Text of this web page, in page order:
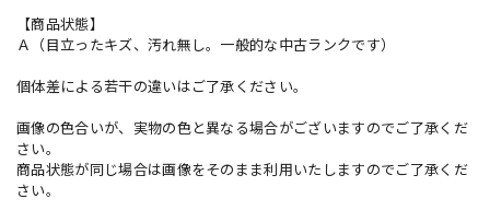
【商品状態】
Ａ（目立ったキズ、汚れ無し。一般的な中古ランクです）
個体差による若干の違いはご了承ください。
画像の色合いが、実物の色と異なる場合がございますのでご了承くだ
さい。
商品状態が同じ場合は画像をそのまま利用いたしますのでご了承くだ
さい。